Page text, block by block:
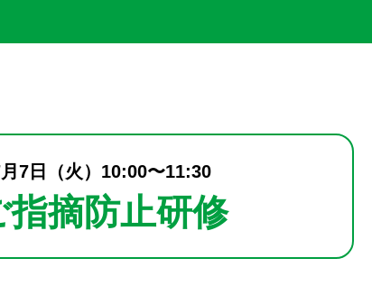
7日（火）10:00〜11:30
指摘防止研修